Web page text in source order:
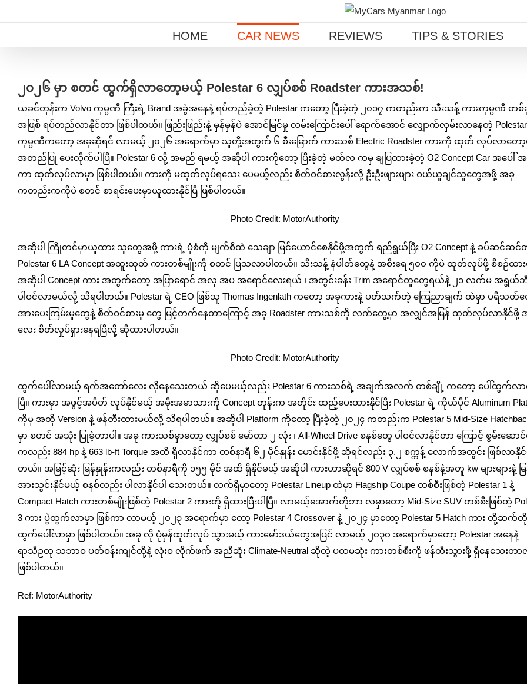
to
HOME CAR NEWS REVIEWS TIPS & STORIES
Larger
Image
၂၀၂၆ မှာ စတင် ထွက်ရှိလာတော့မယ့် Polestar 6 လျှပ်စစ် Roadster ကားအသစ်!
ယခင်တုန်းက Volvo ကုမ္ပဏီ ကြီးရဲ့ Brand အခွဲအနေနဲ့ ရပ်တည်ခဲ့တဲ့ Polestar ကတော့ ပြီးခဲ့တဲ့ ၂၀၁၇ ကတည်းက သီးသန့် ကားကုမ္ပဏီ တစ်
အဖြစ် ရပ်တည်လာနိုင်တာ ဖြစ်ပါတယ်။ ဖြည်းဖြည်းနဲ့ မှန်မှန်ပဲ အောင်မြင်မှု လမ်းကြောင်းပေါ် ရောက်အောင် လျှောက်လှမ်းလာနေတဲ့ Polestar
ကုမ္ပဏီကတော့ အခုဆိုရင် လာမယ့် ၂၀၂၆ အရောက်မှာ သူတို့အတွက် ၆ စီးမြောက် ကားသစ် Electric Roadster ကားကို ထုတ် လုပ်လာတ
အတည်ပြု ပေးလိုက်ပါပြီ။ Polestar 6 လို့ အမည် ရမယ့် အဆိုပါ ကားကိုတော့ ပြီးခဲ့တဲ့ မတ်လ ကမှ ချပြထားခဲ့တဲ့ O2 Concept Car အပေါ် အ
ကာ ထုတ်လုပ်လာမှာ ဖြစ်ပါတယ်။ ကားကို မထုတ်လုပ်ရသေး ပေမယ့်လည်း စိတ်ဝင်စားလွန်းလို့ ဦးဦးဖျားဖျား ဝယ်ယူချင်သူတွေအဖို့ အခု
ကတည်းကကိုပဲ စတင် စာရင်းပေးမှာယူထားနိုင်ပြီ ဖြစ်ပါတယ်။
Photo Credit: MotorAuthority
အဆိုပါ ကြိုတင်မှာယူထား သူတွေအဖို့ ကားရဲ့ ပုံစံကို မျက်စိထဲ သေချာ မြင်ယောင်စေနိုင်ဖို့အတွက် ရည်ရွယ်ပြီး O2 Concept နဲ့ ခပ်ဆင်ဆ
Polestar 6 LA Concept အထူးထုတ် ကားတစ်မျိုးကို စတင် ပြသလာပါတယ်။ သီးသန့် နံပါတ်တွေနဲ့ အစီးရေ ၅၀၀ ကိုပဲ ထုတ်လုပ်ဖို့ စီစဉ်ထာ
အဆိုပါ Concept ကား အတွက်တော့ အပြာရောင် အလှ အပ အရောင်လေးရယ် ၊ အတွင်းခန်း Trim အရောင်တူတွေရယ်နဲ့ ၂၁ လက်မ အရွယ်
ပါဝင်လာမယ်လို့ သိရပါတယ်။ Polestar ရဲ့ CEO ဖြစ်သူ Thomas Ingenlath ကတော့ အခုကားနဲ့ ပတ်သက်တဲ့ ကြေညာချက် ထဲမှာ ပရိသတ်
အားပေးကြမ်းမှုတွေနဲ့ စိတ်ဝင်စားမှု တွေ မြင့်တက်နေတာကြောင့် အခု Roadster ကားသစ်ကို လက်တွေ့မှာ အလျှင်အမြန် ထုတ်လုပ်လာနိုင်ဖို့
လေး စိတ်လှုပ်ရှားနေရပြီလို့ ဆိုထားပါတယ်။
Photo Credit: MotorAuthority
ထွက်ပေါ်လာမယ့် ရက်အတော်လေး လိုနေသေးတယ် ဆိုပေမယ့်လည်း Polestar 6 ကားသစ်ရဲ့ အချက်အလက် တစ်ချို့ ကတော့ ပေါ်ထွက်လာန
ပြီ။ ကားမှာ အဖွင့်အပိတ် လုပ်နိုင်မယ့် အမိုးအမာသားကို Concept တုန်းက အတိုင်း ထည့်ပေးထားနိုင်ပြီး Polestar ရဲ့ ကိုယ်ပိုင် Aluminum
ကိုမှ အတို Version နဲ့ ဖန်တီးထားမယ်လို့ သိရပါတယ်။ အဆိုပါ Platform ကိုတော့ ပြီးခဲ့တဲ့ ၂၀၂၄ ကတည်းက Polestar 5 Mid-Size
မှာ စတင် အသုံး ပြုခဲ့တာပါ။ အခု ကားသစ်မှာတော့ လျှပ်စစ် မော်တာ ၂ လုံး ၊ All-Wheel Drive စနစ်တွေ ပါဝင်လာနိုင်တာ ကြောင့် စွမ်းဆော
ကလည်း 884 hp နဲ့ 663 lb-ft Torque အထိ ရှိလာနိုင်ကာ တစ်နာရီ ၆၂ မိုင်နှုန်း မောင်းနိုင်ဖို့ ဆိုရင်လည်း ၃.၂ စက္ကန့် လောက်အတွင်း ဖြစ်လာနိုင်
တယ်။ အမြင့်ဆုံး မြန်နှုန်းကလည်း တစ်နာရီကို ၁၅၅ မိုင် အထိ ရှိနိုင်မယ့် အဆိုပါ ကားဟာဆိုရင် 800 V လျှပ်စစ် စနစ်နဲ့အတူ kw များများနဲ့ မြ
အားသွင်းနိုင်မယ့် စနစ်လည်း ပါလာနိုင်ပါ‌ သေးတယ်။ လက်ရှိမှာတော့ Polestar Lineup ထဲမှာ Flagship Coupe တစ်စီးဖြစ်တဲ့ Polestar 1 နဲ့
Compact Hatch ကားတစ်မျိုးဖြစ်တဲ့ Polestar 2 ကားတို့ ရှိထားပြီးပါပြီ။ လာမယ့်အောက်တိုဘာ လမှာတော့ Mid-Size SUV တစ်စီးဖြစ်တဲ့
3 ကား ပွဲထွက်လာမှာ ဖြစ်ကာ လာမယ့် ၂၀၂၃ အရောက်မှာ တော့ Polestar 4 Crossover နဲ့ ၂၀၂၄ မှာတော့ Polestar 5 Hatch ကား တို့ဆ
ထွက်ပေါ်လာမှာ ဖြစ်ပါတယ်။ အခု လို ပုံမှန်ထုတ်လုပ် သွားမယ့် ကားမော်ဒယ်တွေအပြင် လာမယ့် ၂၀၃၀ အရောက်မှာတော့ Polestar အနေနဲ့
ရာသီဥတု သဘာဝ ပတ်ဝန်းကျင်တို့နဲ့ လုံးဝ လိုက်ဖက် အညီဆုံး Climate-Neutral ဆိုတဲ့ ပထမဆုံး ကားတစ်စီးကို ဖန်တီးသွားဖို့ ရှိနေသေးတ
ဖြစ်ပါတယ်။
Ref: MotorAuthority